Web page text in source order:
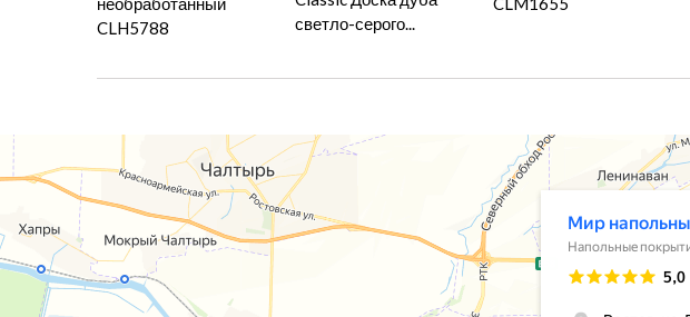
CLH5788
светло-серого...